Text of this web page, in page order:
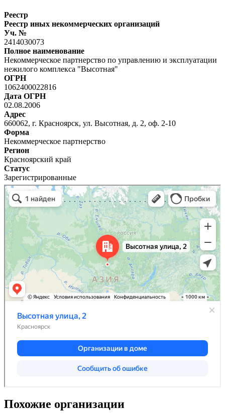
Реестр
Реестр иных некоммерческих организаций
Уч. №
2414030073
Полное наименование
Некоммерческое партнерство по управлению и эксплуатации
нежилого комплекса "Высотная"
ОГРН
1062400022816
Дата ОГРН
02.08.2006
Адрес
660062, г. Красноярск, ул. Высотная, д. 2, оф. 2-10
Форма
Некоммерческое партнерство
Регион
Красноярский край
Статус
Зарегистрированные
Похожие организации